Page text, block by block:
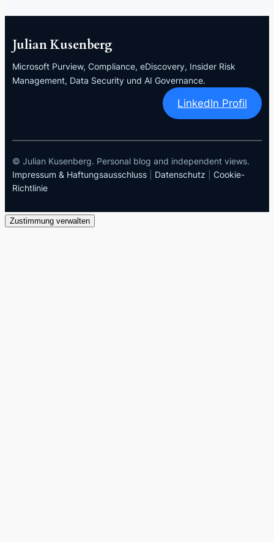
Julian Kusenberg
Microsoft Purview, Compliance, eDiscovery, Insider Risk
Management, Data Security und AI Governance.
LinkedIn Profil
© Julian Kusenberg. Personal blog and independent views.
Impressum & Haftungsausschluss
Datenschutz
Cookie-
Richtlinie
Zustimmung verwalten